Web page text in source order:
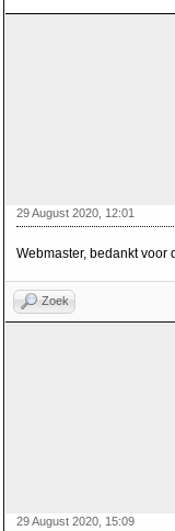
29 August 2020, 12:01
Webmaster, bedankt voor
Zoek
29 August 2020, 15:09